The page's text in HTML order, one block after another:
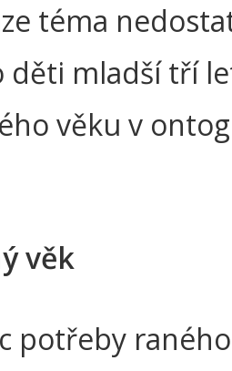
téma
děti mladší tří
věku v
věk
potřeby